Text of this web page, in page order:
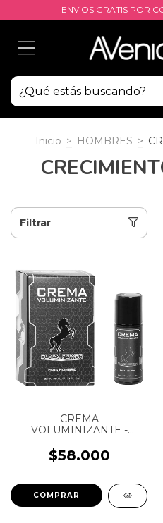
ENVÍOS GRATIS POR
Inicio > HOMBRES >
Filtrar
CREMA
VOLUMINIZANTE -
ESTIMULADOR DE
ERECCIÓN - BLACK
INTIMO - 30 ML
$58.000